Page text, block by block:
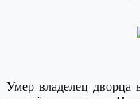
Умер владелец дворца